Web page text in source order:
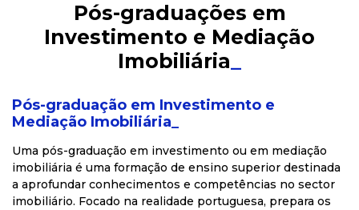
Pós-graduações em
Investimento e Mediação
Imobiliária_
Pós-graduação em Investimento e
Mediação Imobiliária_
Uma pós-graduação em investimento ou em mediação
imobiliária é uma formação de ensino superior destinada
a aprofundar conhecimentos e competências no sector
imobiliário. Focado na realidade portuguesa, prepara os